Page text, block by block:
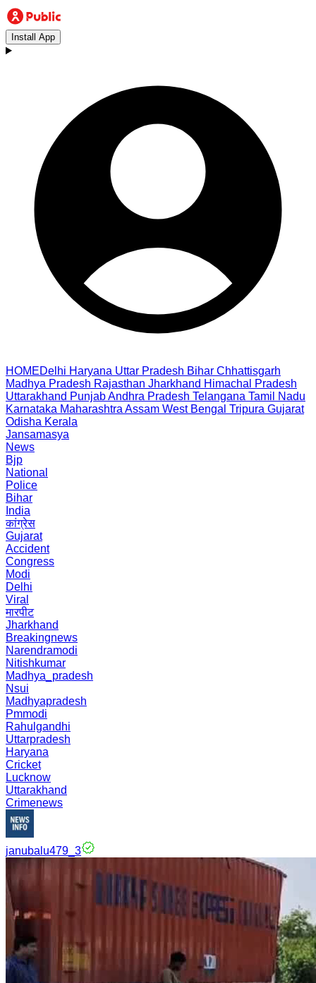
Install App
HOMEDelhi Haryana Uttar Pradesh Bihar Chhattisgarh
Madhya Pradesh Rajasthan Jharkhand Himachal Pradesh
Uttarakhand PunjabAndhra Pradesh Telangana Tamil Nadu
Karnataka Maharashtra Assam West Bengal Tripura Gujarat
Odisha Kerala
Jansamasya
News
Bjp
National
Police
Bihar
India
कांग्रेस
Gujarat
Accident
Congress
Modi
Delhi
Viral
मारपीट
Jharkhand
Breakingnews
Narendramodi
Nitishkumar
Madhya_pradesh
Nsui
Madhyapradesh
Pmmodi
Rahulgandhi
Uttarpradesh
Haryana
Cricket
Lucknow
Uttarakhand
Crimenews
janubalu479_3